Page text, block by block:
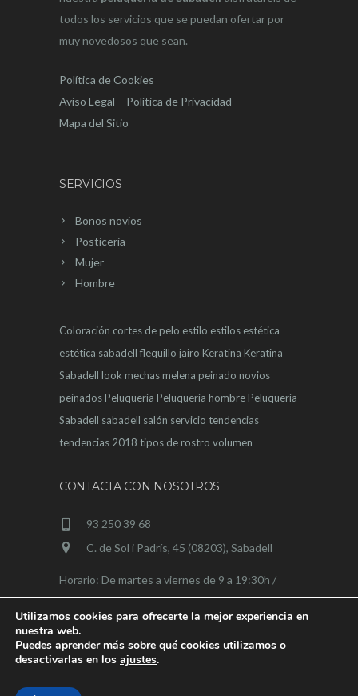
todos los servicios que se puedan ofertar por
muy novedosos que sean.
Política de Cookies
Aviso Legal – Política de Privacidad
Mapa del Sitio
SERVICIOS
Bonos novios
Posticeria
Mujer
Hombre
Coloración cortes de pelo estilo estilos estética
estética sabadell flequillo jairo Keratina Keratina
Sabadell look mechasmelena peinado novios
peinadosPeluquería Peluquería hombrePeluquería
Sabadell sabadell salón servicio tendencias
tendencias 2018 tipos de rostro volumen
CONTACTA CON NOSOTROS
93 250 39 68
C. de Sol i Padrís, 45 (08203), Sabadell
Horario: De martes a viernes de 9 a 19:30h /
sábados de 9 a 15h
Utilizamos cookies para ofrecerte la mejor experiencia en
nuestra web.
Puedes aprender más sobre qué cookies utilizamos o
desactivarlas en los ajustes.